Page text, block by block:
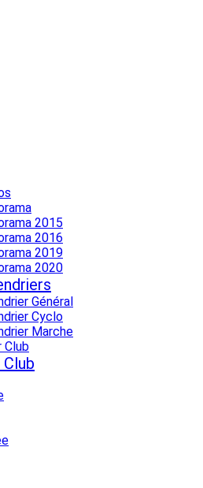
2015
2016
2019
2020
Général
Cyclo
Marche
Club